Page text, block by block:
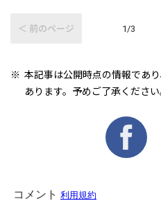
＜ 前のページ 1/3
本記事は公開時点の情報であ
あります。予めご了承ください